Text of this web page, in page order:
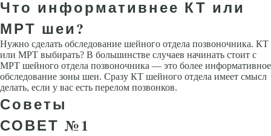
Что информативнее КТ или
МРТ шеи?
Нужно сделать обследование шейного отдела позвоночника. КТ
или МРТ выбирать? В большинстве случаев начинать стоит с
МРТ шейного отдела позвоночника — это более информативное
обследование зоны шеи. Сразу КТ шейного отдела имеет смысл
делать, если у вас есть перелом позвонков.
Советы
СОВЕТ №1